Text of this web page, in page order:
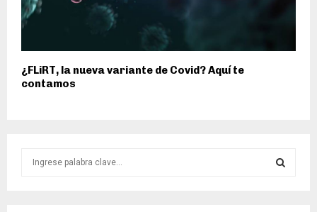
¿FLiRT, la nueva variante de Covid? Aquí te
contamos